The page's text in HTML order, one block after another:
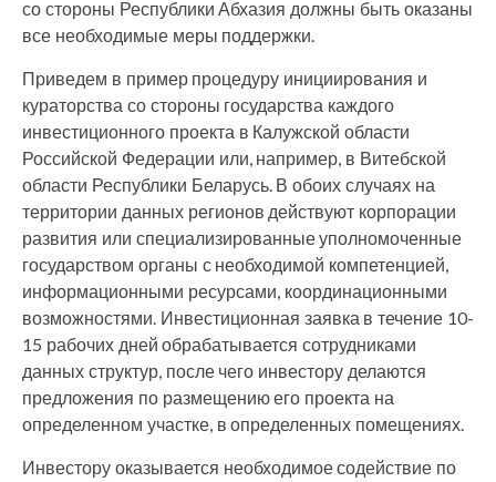
со стороны Республики Абхазия должны быть оказаны
все необходимые меры поддержки.
Приведем в пример процедуру инициирования и
кураторства со стороны государства каждого
инвестиционного проекта в Калужской области
Российской Федерации или, например, в Витебской
области Республики Беларусь. В обоих случаях на
территории данных регионов действуют корпорации
развития или специализированные уполномоченные
государством органы с необходимой компетенцией,
информационными ресурсами, координационными
возможностями. Инвестиционная заявка в течение 10-
15 рабочих дней обрабатывается сотрудниками
данных структур, после чего инвестору делаются
предложения по размещению его проекта на
определенном участке, в определенных помещениях.
Инвестору оказывается необходимое содействие по